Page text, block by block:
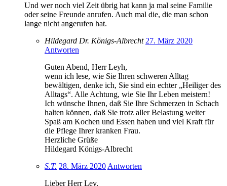
Und wer noch viel Zeit übrig hat kann ja mal seine Familie
oder seine Freunde anrufen. Auch mal die, die man schon
lange nicht angerufen hat.
Hildegard Dr. Königs-Albrecht 27. März 2020
Antworten
Guten Abend, Herr Leyh,
wenn ich lese, wie Sie Ihren schweren Alltag
bewältigen, denke ich, Sie sind ein echter „Heiliger des
Alltags“. Alle Achtung, wie Sie Ihr Leben meistern!
Ich wünsche Ihnen, daß Sie Ihre Schmerzen in Schach
halten können, daß Sie trotz aller Belastung weiter
Spaß am Kochen und Essen haben und viel Kraft für
die Pflege Ihrer kranken Frau.
Herzliche Grüße
Hildegard Königs-Albrecht
S.T. 28. März 2020 Antworten
Lieber Herr Ley,